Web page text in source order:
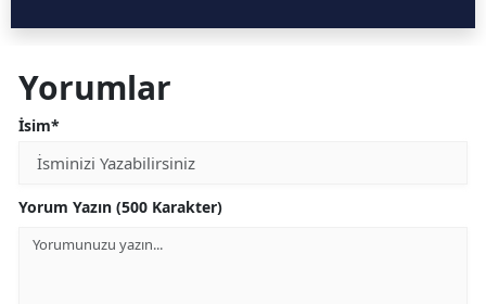
Yorumlar
İsim*
Yorum Yazın (500 Karakter)